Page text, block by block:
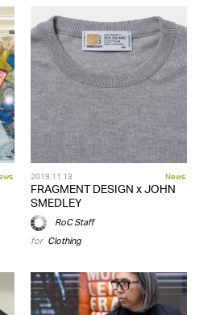
2019.11.13 News
FRAGMENT DESIGN x JOHN
SMEDLEY
RoC Staff
for Clothing